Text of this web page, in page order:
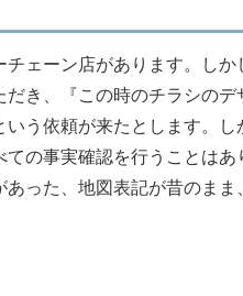
ェーン店があります。し
き、『この時のチラシの
う依頼が来たとします。し
の事実確認を行うことは
った、地図表記が昔のま